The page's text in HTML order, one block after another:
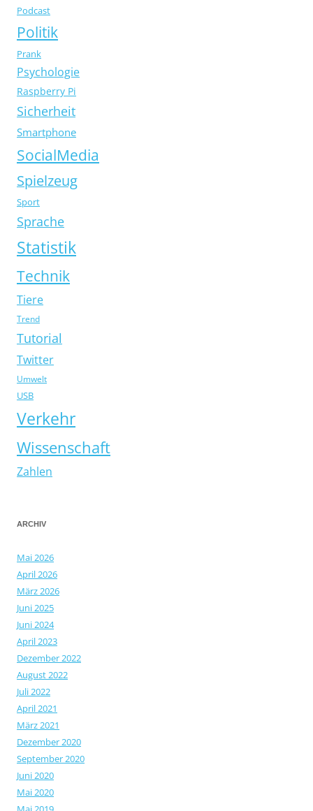
Podcast
Politik
Prank
Psychologie
Raspberry Pi
Sicherheit
Smartphone
SocialMedia
Spielzeug
Sport
Sprache
Statistik
Technik
Tiere
Trend
Tutorial
Twitter
Umwelt
USB
Verkehr
Wissenschaft
Zahlen
ARCHIV
Mai 2026
April 2026
März 2026
Juni 2025
Juni 2024
April 2023
Dezember 2022
August 2022
Juli 2022
April 2021
März 2021
Dezember 2020
September 2020
Juni 2020
Mai 2020